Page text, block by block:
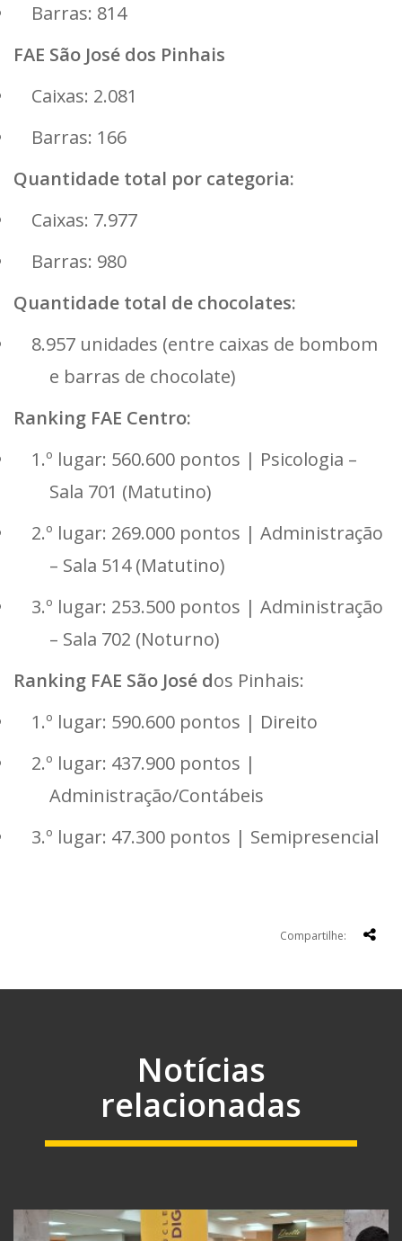
Barras: 814
FAE São José dos Pinhais
Caixas: 2.081
Barras: 166
Quantidade total por categoria:
Caixas: 7.977
Barras: 980
Quantidade total de chocolates:
8.957 unidades (entre caixas de bombom
e barras de chocolate)
Ranking FAE Centro:
1.º lugar: 560.600 pontos | Psicologia –
Sala 701 (Matutino)
2.º lugar: 269.000 pontos | Administração
– Sala 514 (Matutino)
3.º lugar: 253.500 pontos | Administração
– Sala 702 (Noturno)
Ranking FAE São José dos Pinhais:
1.º lugar: 590.600 pontos | Direito
2.º lugar: 437.900 pontos |
Administração/Contábeis
3.º lugar: 47.300 pontos | Semipresencial
Compartilhe:
Notícias
relacionadas